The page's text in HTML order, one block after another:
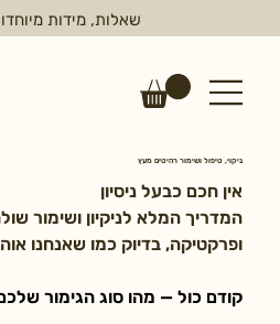
שאלות, מידות
ניקוי, טיפול ושימור רהיטים מעץ
אין חכם כבעל ניסיון
המדריך המלא לניקיון ושימור
ופרקטיקה, בדיוק כמו שאנחנו
קודם כול — מהו סוג הגימור